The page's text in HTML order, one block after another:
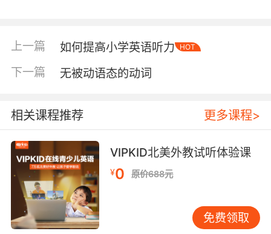
上一篇 如何提高小学英语听力 HOT
下一篇 无被动语态的动词
相关课程推荐 更多课程>
VIPKID北美外教试听体验课
¥0 原价688元
免费领取